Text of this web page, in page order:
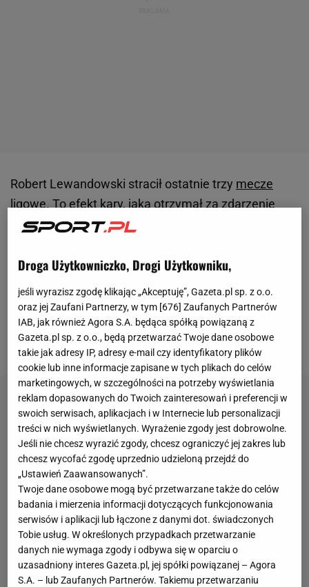
Robert Lewandowski stracił ostatnie trzy mecze
ligowe. To efekt kary, jaką otrzymał za zdarzenie
jeszcze sprzed mundialu w Katarze.
meczu z Osasuną Pampeluna, a schodząc z
jako obraźliwy gest w kierunku sędziego.
Napastnikowi FC Barcelony przyznano trzy mecze
zawieszenia.
Droga Użytkowniczko, Drogi Użytkowniku,
jeśli wyrazisz zgodę klikając „Akceptuję”, Gazeta.pl sp. z o.o.
oraz jej Zaufani Partnerzy, w tym [676] Zaufanych Partnerów
IAB, jak również Agora S.A. będąca spółką powiązaną z
Gazeta.pl sp. z o.o., będą przetwarzać Twoje dane osobowe
takie jak adresy IP, adresy e-mail czy identyfikatory plików
cookie lub inne informacje zapisane w tych plikach do celów
marketingowych, w szczególności na potrzeby wyświetlania
reklam dopasowanych do Twoich zainteresowań i preferencji w
swoich serwisach, aplikacjach i w Internecie lub personalizacji
treści w nich wyświetlanych. Wyrażenie zgody jest dobrowolne.
Jeśli nie chcesz wyrazić zgody, chcesz ograniczyć jej zakres lub
chcesz wycofać zgodę uprzednio udzieloną przejdź do
„Ustawień Zaawansowanych”.
Twoje dane osobowe mogą być przetwarzane także do celów
badania i mierzenia informacji dotyczących funkcjonowania
serwisów i aplikacji lub łączone z danymi dot. świadczonych
Tobie usług. W określonych przypadkach przetwarzanie
danych nie wymaga zgody i odbywa się w oparciu o
uzasadniony interes Gazeta.pl, jej spółki powiązanej – Agora
S.A. – lub Zaufanych Partnerów. Takiemu przetwarzaniu